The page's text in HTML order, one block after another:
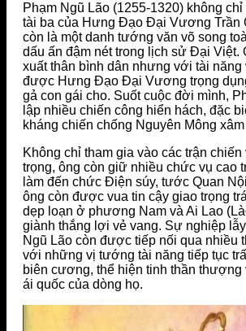
Phạm Ngũ Lão (1255-1320) không
tài ba của Hưng Đạo Đại Vương Trần
còn là một danh tướng văn võ song
dấu ấn đậm nét trong lịch sử Đại Việt.
xuất thân bình dân nhưng với tài năng
được Hưng Đạo Đại Vương trọng
gả con gái cho. Suốt cuộc đời mình,
lập nhiều chiến công hiển hách, đặc
kháng chiến chống Nguyên Mông
Không chỉ tham gia vào các trận chiến
trọng, ông còn giữ nhiều chức vụ cao
làm đến chức Điện súy, tước Quan
ông còn được vua tin cậy giao trọng
dẹp loạn ở phương Nam và Ai Lao
giành thắng lợi vẻ vang. Sự nghiệp
Ngũ Lão còn được tiếp nối qua nhiều
với những vị tướng tài năng tiếp tục
biên cương, thể hiện tinh thần thượng
ái quốc của dòng họ.